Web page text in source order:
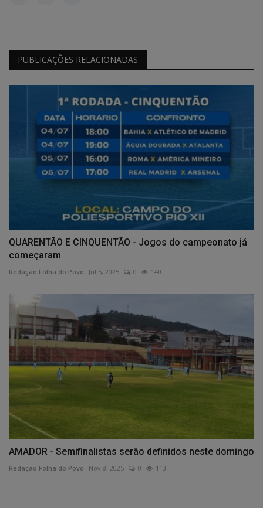
PUBLICAÇÕES RELACIONADAS
QUARENTÃO E CINQUENTÃO - Jogos do campeonato já
começaram
Redação Folha do Povo Jul 5, 2025 0 140
AMADOR - Semifinalistas serão definidos neste domingo
Redação Folha do Povo Nov 8, 2025 0 113